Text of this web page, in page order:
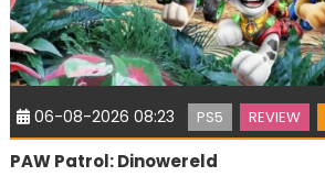
06-08-2026 08:23 PS5 REVIEW
PAW Patrol: Dinowereld